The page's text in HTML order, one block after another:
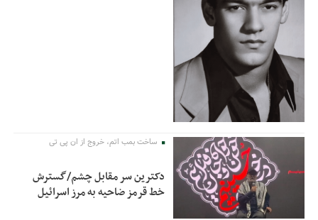
ساخت بمب اتم، خروج از ان پی تی
دکترین سر مقابل چشم/گسترش
خط قرمز ضاحیه به مرز اسرائیل